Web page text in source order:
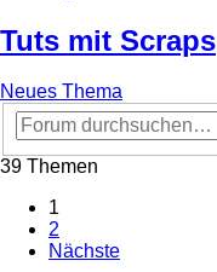
Tuts mit Scraps
Neues Thema
39 Themen
1
2
Nächste